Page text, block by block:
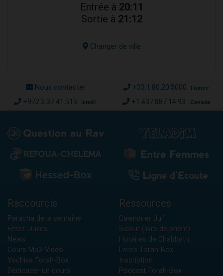
Entrée à 20:11
Sortie à 21:12
Changer de ville
Nous contacter +33.1.80.20.5000 France
+972.2.37.41.515 Israël +1.437.887.14.93 Canada
Raccourcis
Paracha de la semaine
Fêtes Juives
News
Cours Mp3-Vidéo
Yéchiva Torah-Box
Dédicacer un cours
Ressources
Calendrier Juif
Sidour (livre de prière)
Horaires de Chabbath
Livres Torah-Box
Inscription
Podcast Torah-Box